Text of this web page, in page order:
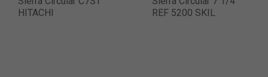
HITACHI
REF 5200 SKIL